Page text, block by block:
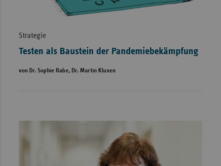
Strategie
Testen als Baustein der Pandemiebekämpfung
von Dr. Sophie Rabe, Dr. Martin Kluxen